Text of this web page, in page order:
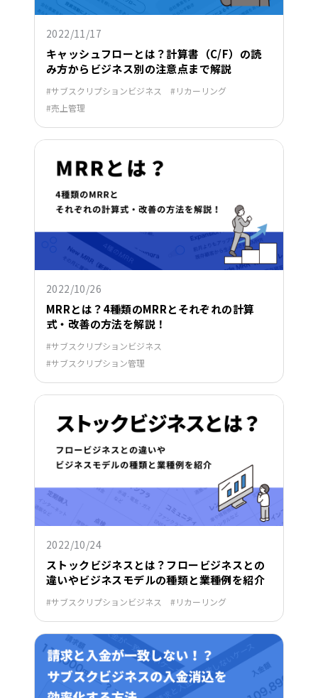
2022/11/17
キャッシュフローとは？計算書（C/F）の読
み方からビジネス別の注意点まで解説
サブスクリプションビジネス
リカーリング
売上管理
2022/10/26
MRRとは？4種類のMRRとそれぞれの計算
式・改善の方法を解説！
サブスクリプションビジネス
サブスクリプション管理
2022/10/24
ストックビジネスとは？フロービジネスとの
違いやビジネスモデルの種類と業種例を紹介
サブスクリプションビジネス リカーリング